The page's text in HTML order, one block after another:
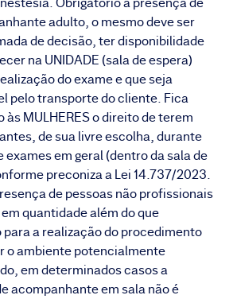
adulto, o mesmo deve ser
de decisão, ter disponibilidade
na UNIDADE (sala de espera)
do exame e que seja
pelo transporte do cliente. Fica
às MULHERES o direito de terem
de sua livre escolha, durante
exames em geral (dentro da sala de
preconiza a Lei 14.737/2023.
de pessoas não profissionais
quantidade além do que
para a realização do procedimento
o ambiente potencialmente
em determinados casos a
acompanhante em sala não é